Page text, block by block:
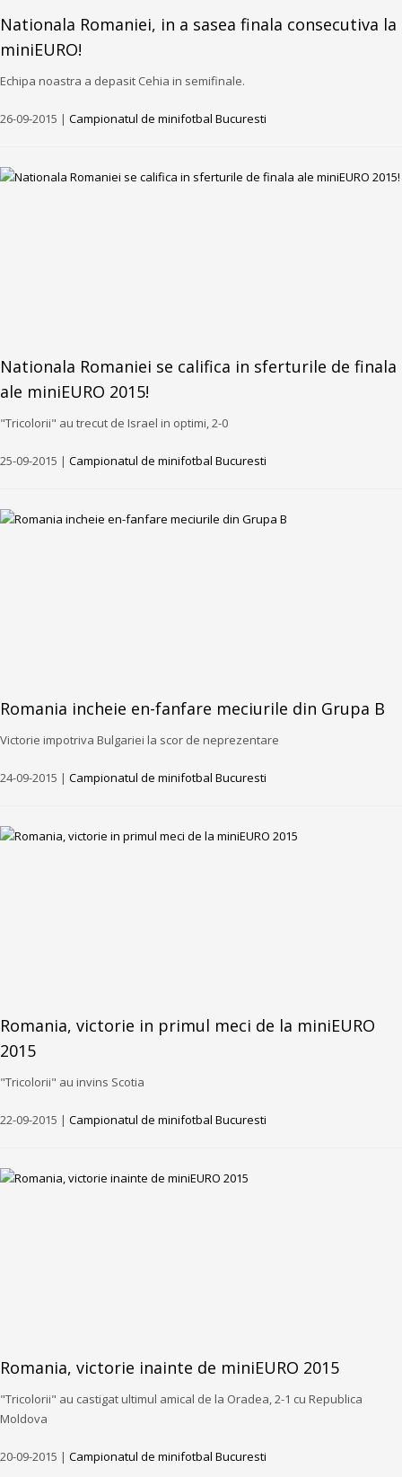
Nationala Romaniei, in a sasea finala consecutiva la
miniEURO!
Echipa noastra a depasit Cehia in semifinale.
26-09-2015 | Campionatul de minifotbal Bucuresti
Nationala Romaniei se califica in sferturile de finala
ale miniEURO 2015!
"Tricolorii" au trecut de Israel in optimi, 2-0
25-09-2015 | Campionatul de minifotbal Bucuresti
Romania incheie en-fanfare meciurile din Grupa B
Victorie impotriva Bulgariei la scor de neprezentare
24-09-2015 | Campionatul de minifotbal Bucuresti
Romania, victorie in primul meci de la miniEURO
2015
"Tricolorii" au invins Scotia
22-09-2015 | Campionatul de minifotbal Bucuresti
Romania, victorie inainte de miniEURO 2015
"Tricolorii" au castigat ultimul amical de la Oradea, 2-1 cu Republica
Moldova
20-09-2015 | Campionatul de minifotbal Bucuresti